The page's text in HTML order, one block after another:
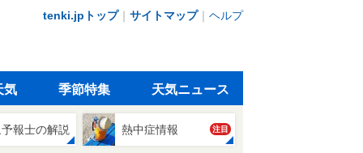
tenki.jpトップ｜ サイトマップ｜ ヘルプ
気 季節特集 天気ニュース
報士の解説 熱中症情報 注目